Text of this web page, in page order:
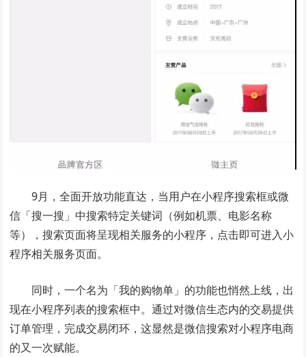
9月，全面开放功能直达，当用户在小程序搜索框或微
信「搜一搜」中搜索特定关键词（例如机票、电影名称
等），搜索页面将呈现相关服务的小程序，点击即可进入小
程序相关服务页面。
同时，一个名为「我的购物单」的功能也悄然上线，出
现在小程序列表的搜索框中。通过对微信生态内的交易提供
订单管理，完成交易闭环，这显然是微信搜索对小程序电商
的又一次赋能。